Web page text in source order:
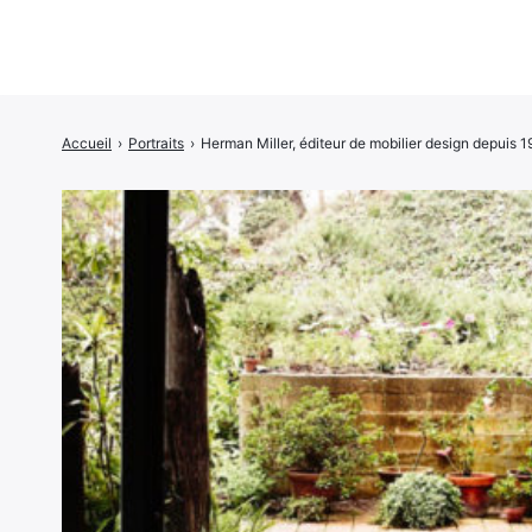
Accueil › Portraits › Herman Miller, éditeur de mobilier design depuis